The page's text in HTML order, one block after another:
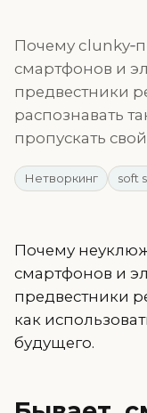
Почему
смартфонов и
предвестники
распознавать
пропускать
Нетворкинг soft
Почему
смартфонов и
предвестники
как
будущего.